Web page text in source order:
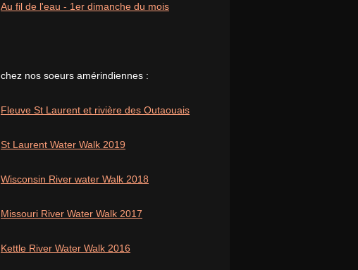
Au fil de l'eau - 1er dimanche du mois
chez nos soeurs amérindiennes :
Fleuve St Laurent et rivière des Outaouais
St Laurent Water Walk 2019
Wisconsin River water Walk 2018
Missouri River Water Walk 2017
Kettle River Water Walk 2016